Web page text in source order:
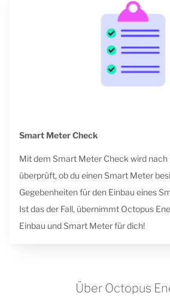
Smart Meter Check
Mit dem Smart Meter Check wird
überprüft, ob du einen Smart Meter
Gegebenheiten für den Einbau eines
Ist das der Fall, übernimmt Octopus
Einbau und Smart Meter für dich!
Über Octopus